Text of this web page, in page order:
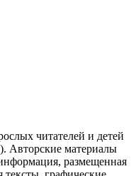
читателей и детей
Авторские материалы
размещенная